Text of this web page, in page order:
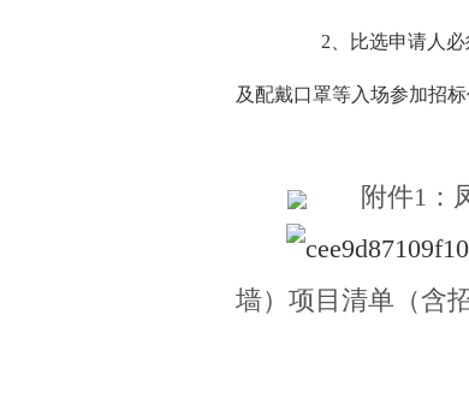
2、比选申请人必
及配戴口罩等入场参加招
附件1：
墙）项目清单（含